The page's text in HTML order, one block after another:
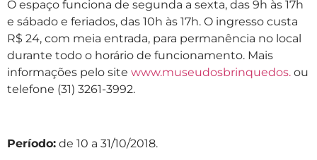
O espaço funciona de segunda a sexta, das 9h às 17h
e sábado e feriados, das 10h às 17h. O ingresso custa
R$ 24, com meia entrada, para permanência no local
durante todo o horário de funcionamento. Mais
informações pelo site www.museudosbrinquedos. ou
telefone (31) 3261-3992.
Período: de 10 a 31/10/2018.